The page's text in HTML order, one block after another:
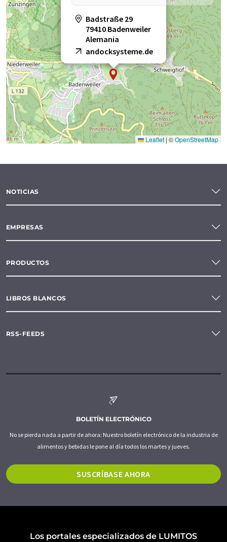
Badstraße 29
79410 Badenweiler
Alemania
andocksysteme.de
Leaflet | ©OpenStreetMap
NOTICIAS
EMPRESAS
PRODUCTOS
LIBROS BLANCOS
RSS-FEEDS
BOLETÍN ELECTRÓNICO
No se pierda nada a partir de ahora: Nuestro boletín electrónico de la industria de
alimentos y bebidas le pone al día todos los martes y jueves.
SUSCRÍBASE AHORA
Los portales especializados de LUMITOS